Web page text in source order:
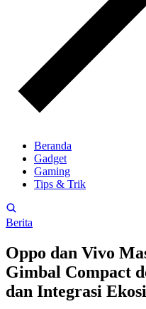
Beranda
Gadget
Gaming
Tips & Trik
Berita
Oppo dan Vivo
Gimbal Compact
dan Integrasi